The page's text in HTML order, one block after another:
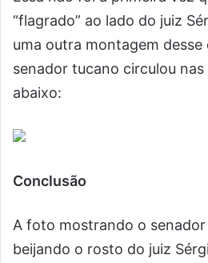
“flagrado” ao lado do juiz
uma outra montagem
senador tucano circulou nas
abaixo:
Conclusão
A foto mostrando o senador
beijando o rosto do juiz